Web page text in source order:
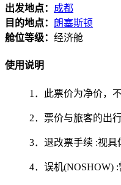
出发地点： 成都
目的地点：
朗塞斯顿
舱位等级： 经济舱
使用说明
1．此票价为净价，
2．票价与旅客的出
3．退改票手续 :视具
4．误机(NOSHOW)